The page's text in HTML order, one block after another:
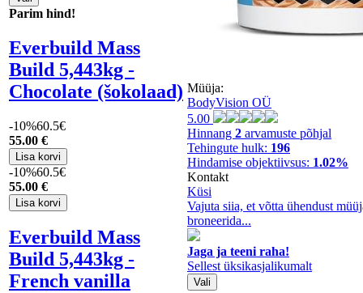
Parim hind!
Everbuild Mass
Build 5,443kg -
Chocolate (šokolaad)
-10%60.5€
55.00 €
-10%60.5€
55.00 €
Everbuild Mass
Build 5,443kg -
French vanilla
Müüja:
BodyVision OÜ
5.00
Hinnang 2 arvamuste põhjal
Tehingute hulk: 196
Hindamise objektiivsus: 1.02%
Kontakt
Küsi
Vajuta siia, et võtta ühendust
broneerida...
Jaga ja teeni raha!
Sellest üksikasjalikumalt